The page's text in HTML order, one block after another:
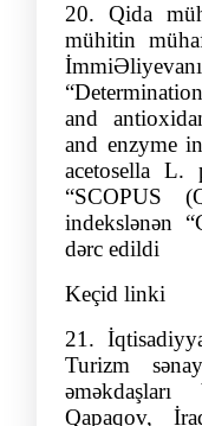
20. Qida
mühitin
İmmiƏliyeva
“
and
and enzyme
acetosella L.
“SCOPUS
indekslənən “
dərc edildi
Keçid linki
21.
Turizm
əməkdaşları
Qapaqov,